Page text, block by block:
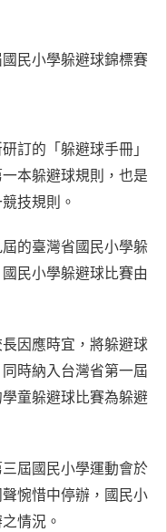
民小學躲避球錦標賽
訂的「躲避球手冊」
本躲避球規則，也是
技規則。
的臺灣省國民小學躲
民小學躲避球比賽由
因應時宜，將躲避球
時納入台灣省第一屆
童躲避球比賽為躲避
屆國民小學運動會於
惋惜中停辦，國民小
情況。